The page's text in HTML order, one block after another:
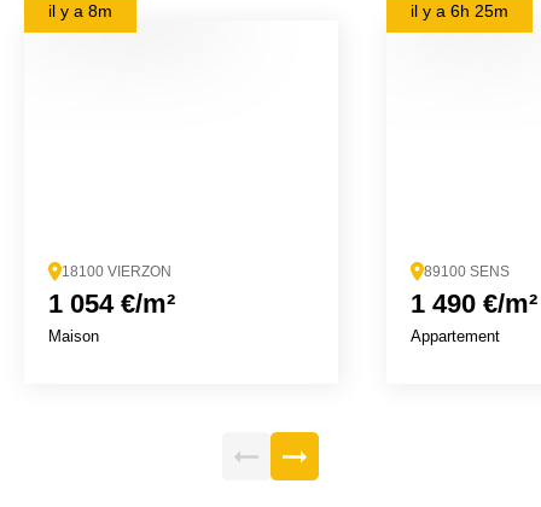
il y a 8m
18100 VIERZON
1 054 €/m²
Maison
il y a 6h 25m
89100 SENS
1 490 €/m²
Appartement